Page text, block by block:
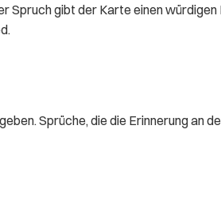
gibt der Karte einen würdigen
Sprüche, die die Erinnerung an